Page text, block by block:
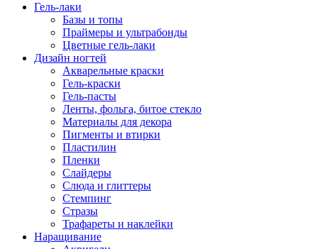
Гель-лаки
Базы и топы
Праймеры и ультрабонды
Цветные гель-лаки
Дизайн ногтей
Акварельные краски
Гель-краски
Гель-пасты
Ленты, фольга, битое стекло
Материалы для декора
Пигменты и втирки
Пластилин
Пленки
Слайдеры
Слюда и глиттеры
Стемпинг
Стразы
Трафареты и наклейки
Наращивание